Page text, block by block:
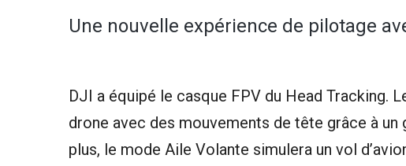
Une nouvelle expérience de pilotage
DJI a équipé le casque FPV du Head Tracking.
drone avec des mouvements de tête grâce à
plus, le mode Aile Volante simulera un vol